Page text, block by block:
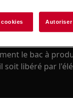
et
le bac à
soit libéré par
cookies